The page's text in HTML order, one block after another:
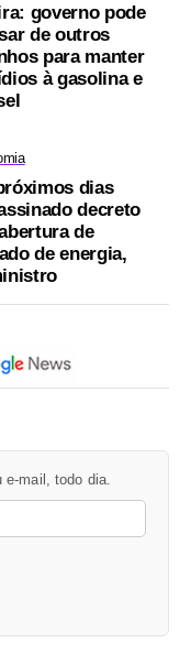
governo pode
de outros
para manter
à gasolina e
dias
decreto
de
de energia,
e-mail, todo dia.